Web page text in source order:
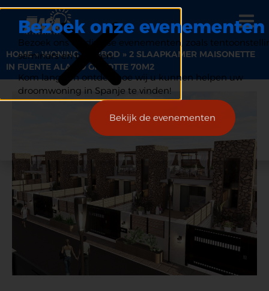
HOME»WONING AANBOD » 2 SLAAPKAMER MAISONETTE
IN FUENTE ALAMO GROOTTE 70M2
Bezoek onze evenementen
Bezoek ons op diverse evenementen, zoals
seminars en beurzen.
Kom langs en ontdek hoe wij u kunnen helpen uw
droomwoning in Spanje te vinden!
Bekijk de evenementen